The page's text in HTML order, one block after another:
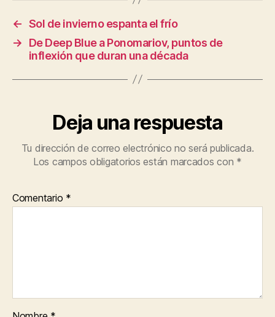
← Sol de invierno espanta el frío
→
De Deep Blue a Ponomariov, puntos de
inflexión que duran una década
Deja una respuesta
Tu dirección de correo electrónico no será publicada.
Los campos obligatorios están marcados con *
Comentario *